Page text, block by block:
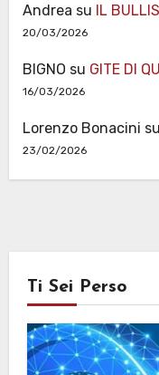
Andrea su IL
20/03/2026
BIGNO su GITE DI
16/03/2026
Lorenzo Bonacini su
23/02/2026
Ti Sei Perso